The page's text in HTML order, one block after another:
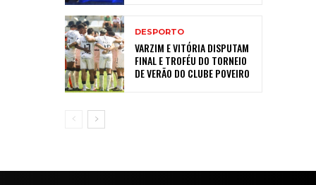
DESPORTO
VARZIM E VITÓRIA DISPUTAM
FINAL E TROFÉU DO TORNEIO
DE VERÃO DO CLUBE POVEIRO